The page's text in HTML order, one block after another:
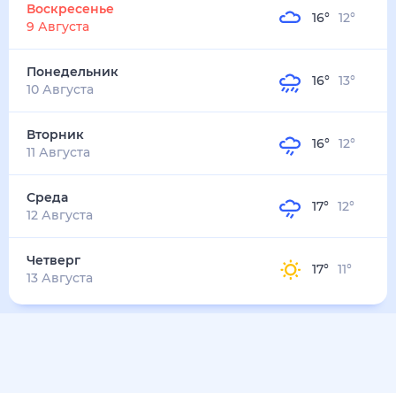
Воскресенье
9 Августа
16° 12°
Понедельник
10 Августа
16° 13°
Вторник
11 Августа
16° 12°
Среда
12 Августа
17° 12°
Четверг
13 Августа
17° 11°